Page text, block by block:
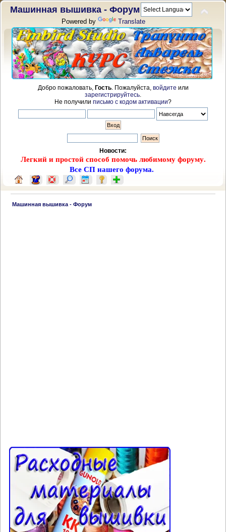
Машинная вышивка - Форум
Powered by Translate
Добро пожаловать, Гость. Пожалуйста, войдите или
зарегистрируйтесь
Не получили письмо с кодом активации?
Новости:
Легкий и простой способ помочь любимому форуму.
Все СП нашего форума.
Машинная вышивка - Форум